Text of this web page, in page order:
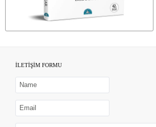
İLETİŞİM FORMU